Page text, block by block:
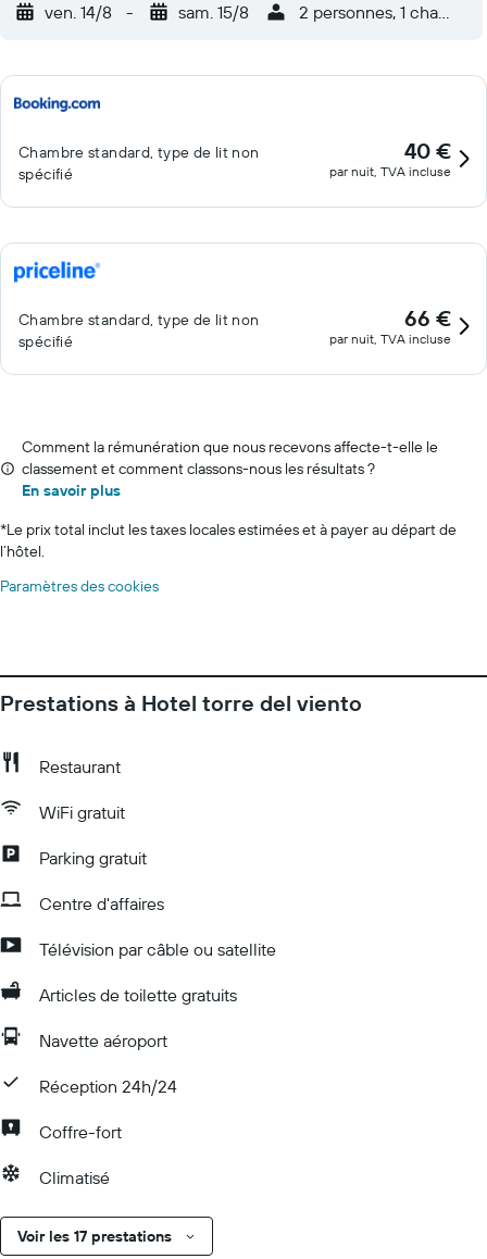
ven. 14/8 - sam. 15/8 2 personnes, 1 chambre
Chambre standard, type de lit non
spécifié
40 €
par nuit, TVA incluse
Chambre standard, type de lit non
spécifié
66 €
par nuit, TVA incluse
Comment la rémunération que nous recevons affecte-t-elle le
classement et comment classons-nous les résultats ?
En savoir plus
*Le prix total inclut les taxes locales estimées et à payer au départ de
l’hôtel.
Paramètres des cookies
Prestations à Hotel torre del viento
Restaurant
WiFi gratuit
Parking gratuit
Centre d'affaires
Télévision par câble ou satellite
Articles de toilette gratuits
Navette aéroport
Réception 24h/24
Coffre-fort
Climatisé
Voir les 17 prestations